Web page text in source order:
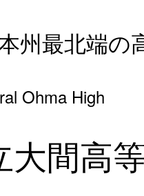
州最北端の
Ohma High
大間高